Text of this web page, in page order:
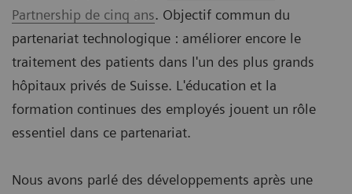
Partnership de cinq ans. Objectif commun du
partenariat technologique : améliorer encore le
traitement des patients dans l'un des plus grands
hôpitaux privés de Suisse. L'éducation et la
formation continues des employés jouent un rôle
essentiel dans ce partenariat.
Nous avons parlé des développements après une